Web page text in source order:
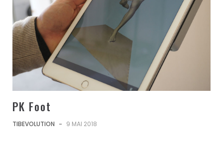
PK Foot
TIBEVOLUTION - 9 MAI 2018